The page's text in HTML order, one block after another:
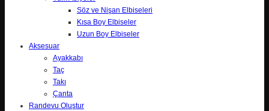
Söz ve Nişan Elbiseleri
Kısa Boy Elbiseler
Uzun Boy Elbiseler
Aksesuar
Ayakkabı
Taç
Takı
Çanta
Randevu Oluştur